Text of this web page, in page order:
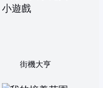
街機大亨